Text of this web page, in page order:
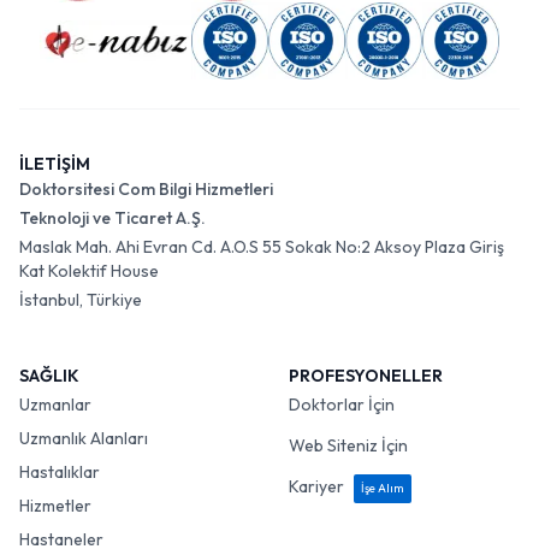
İLETİŞİM
Doktorsitesi Com Bilgi Hizmetleri
Teknoloji ve Ticaret A.Ş.
Maslak Mah. Ahi Evran Cd. A.O.S 55 Sokak No:2 Aksoy Plaza Giriş
Kat Kolektif House
İstanbul, Türkiye
SAĞLIK
Uzmanlar
Uzmanlık Alanları
Hastalıklar
Hizmetler
Hastaneler
PROFESYONELLER
Doktorlar İçin
Web Siteniz İçin
Kariyer
İşe Alım